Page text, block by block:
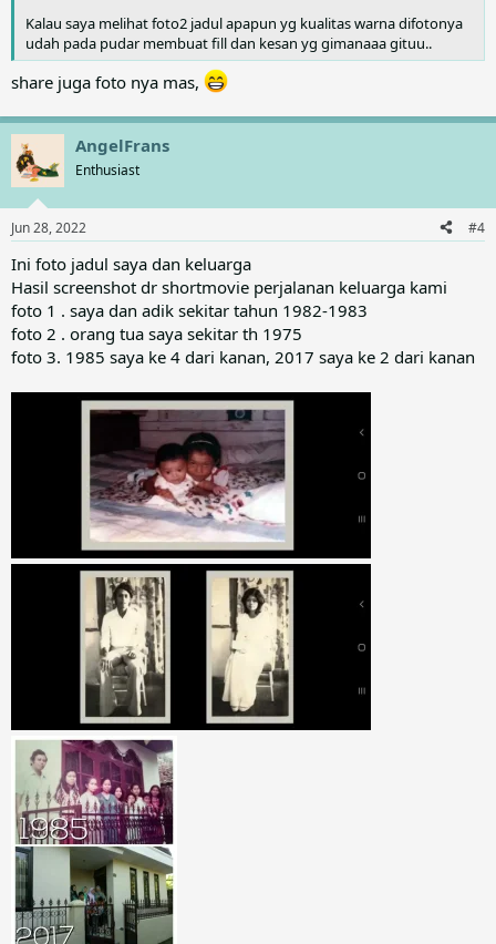
Kalau saya melihat foto2 jadul apapun yg kualitas warna difotonya
udah pada pudar membuat fill dan kesan yg gimanaaa gituu..
share juga foto nya mas,
AngelFrans
Enthusiast
Jun 28, 2022 #4
Ini foto jadul saya dan keluarga
Hasil screenshot dr shortmovie perjalanan keluarga kami
foto 1 . saya dan adik sekitar tahun 1982-1983
foto 2 . orang tua saya sekitar th 1975
foto 3. 1985 saya ke 4 dari kanan, 2017 saya ke 2 dari kanan